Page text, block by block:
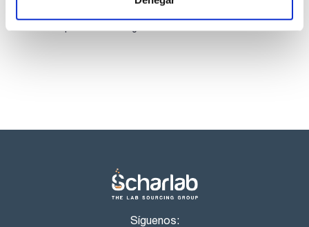
core-shell incluye más de 200 columnas y precolumnas con
Los productos marcados con esta imagen son
Síguenos: